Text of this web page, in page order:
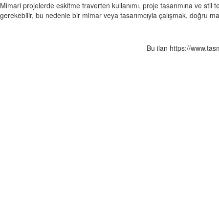
Mimari projelerde eskitme traverten kullanımı, proje tasarımına ve
gerekebilir, bu nedenle bir mimar veya tasarımcıyla çalışmak, doğru
Bu ilan https://